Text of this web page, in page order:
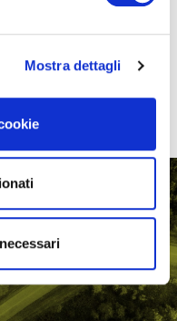
Mostra dettagli